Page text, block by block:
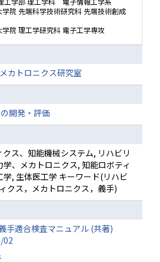
学院 先端科学技術研究科 先端技術創成
院 理工学研究科 電子工学専攻
カトロニクス研究室
開発・評価
ス、知能機械システム, リハビリ
、メカトロニクス, 知能ロボティ
, 生体医工学 キーワード(リハビ
クス，メカトロニクス，義手)
手適合検査マニュアル (共著)
02